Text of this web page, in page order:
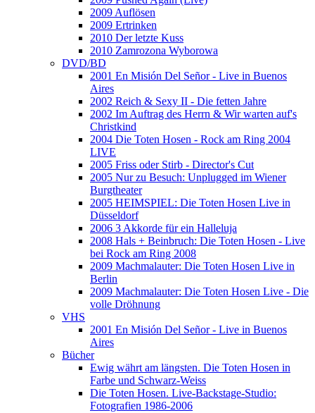
2009 Auflösen
2009 Ertrinken
2010 Der letzte Kuss
2010 Zamrozona Wyborowa
DVD/BD
2001 En Misión Del Señor - Live in Buenos
Aires
2002 Reich & Sexy II - Die fetten Jahre
2002 Im Auftrag des Herrn & Wir warten auf's
Christkind
2004 Die Toten Hosen - Rock am Ring 2004
LIVE
2005 Friss oder Stirb - Director's Cut
2005 Nur zu Besuch: Unplugged im Wiener
Burgtheater
2005 HEIMSPIEL: Die Toten Hosen Live in
Düsseldorf
2006 3 Akkorde für ein Halleluja
2008 Hals + Beinbruch: Die Toten Hosen - Live
bei Rock am Ring 2008
2009 Machmalauter: Die Toten Hosen Live in
Berlin
2009 Machmalauter: Die Toten Hosen Live - Die
volle Dröhnung
VHS
2001 En Misión Del Señor - Live in Buenos
Aires
Bücher
Ewig währt am längsten. Die Toten Hosen in
Farbe und Schwarz-Weiss
Die Toten Hosen. Live-Backstage-Studio:
Fotografien 1986-2006